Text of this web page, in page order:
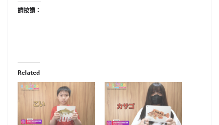
請按讚：
Related